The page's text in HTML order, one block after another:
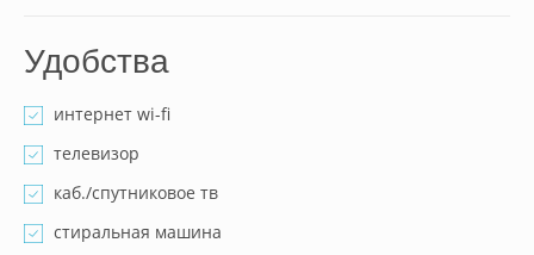
Удобства
интернет wi-fi
телевизор
каб./спутниковое тв
стиральная машина